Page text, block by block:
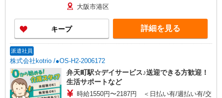
大阪市港区
キープ 詳細を見る
派遣社員
株式会社kotrio /●OS-H2-2006172
弁天町駅☆デイサービス♪送迎できる方歓迎！
生活サポートなど
時給1550円〜2187円 ＜日払い有/週払い有/交